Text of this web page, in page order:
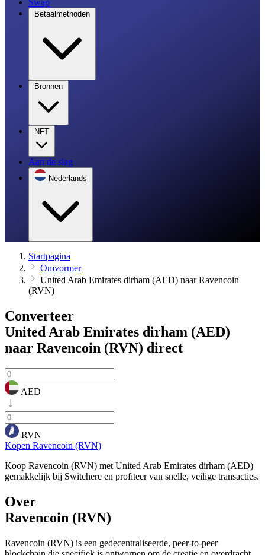
Swap
Betaalmethoden
Bronnen
NFT
Aan de slag
Nederlands
Startpagina
Omvormer
United Arab Emirates dirham (AED) naar Ravencoin
(RVN)
Converteer
United Arab Emirates dirham (AED)
naar Ravencoin (RVN) direct
AED
RVN
Kopen Ravencoin (RVN)
Koop Ravencoin (RVN) met United Arab Emirates dirham (AED)
gemakkelijk bij Switchere en profiteer van snelle, veilige transacties.
Over
Ravencoin (RVN)
Ravencoin (RVN) is een gedecentraliseerde, peer-to-peer